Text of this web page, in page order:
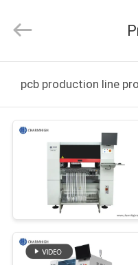
PRODOTTI
DI
NOI
CHARMHIGH
All
pcb production line